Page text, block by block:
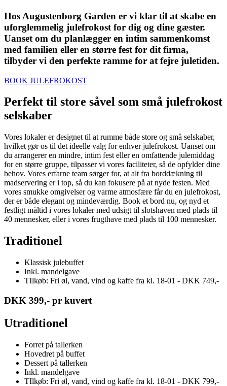
Hos Augustenborg Garden er vi klar til at skabe en
uforglemmelig julefrokost for dig og dine gæster.
Uanset om du planlægger en intim sammenkomst
med familien eller en større fest for dit firma,
tilbyder vi den perfekte ramme for at fejre juletiden.
BOOK JULEFROKOST
Perfekt til store såvel som små julefrokost
selskaber
Vores lokaler er designet til at rumme både store og små selskaber,
hvilket gør os til det ideelle valg for enhver julefrokost. Uanset om
du arrangerer en mindre, intim fest eller en omfattende julemiddag
for en større gruppe, tilpasser vi vores faciliteter, så de opfylder dine
behov. Vores erfarne team sørger for, at alt fra borddækning til
madservering er i top, så du kan fokusere på at nyde festen. Med
vores smukke omgivelser og varme atmosfære får du en julefrokost,
der er både elegant og mindeværdig. Book et bord nu, og nyd et
festligt måltid i vores lokaler med udsigt til slotshaven med plads til
40 mennesker, eller i vores frugthave med plads til 100 mennesker.
Traditionel
Klassisk julebuffet
Inkl. mandelgave
TIlkøb: Fri øl, vand, vind og kaffe fra kl. 18-01 - DKK 749,-
DKK 399,- pr kuvert
Utraditionel
Forret på tallerken
Hovedret på buffet
Dessert på tallerken
Inkl. mandelgave
TIlkøb: Fri øl, vand, vind og kaffe fra kl. 18-01 - DKK 799,-